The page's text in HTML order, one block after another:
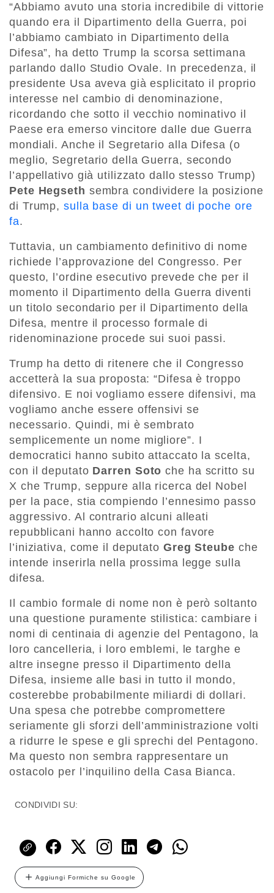
“Abbiamo avuto una storia incredibile di vittorie
quando era il Dipartimento della Guerra, poi
l’abbiamo cambiato in Dipartimento della
Difesa”, ha detto Trump la scorsa settimana
parlando dallo Studio Ovale. In precedenza, il
presidente Usa aveva già esplicitato il proprio
interesse nel cambio di denominazione,
ricordando che sotto il vecchio nominativo il
Paese era emerso vincitore dalle due Guerra
mondiali. Anche il Segretario alla Difesa (o
meglio, Segretario della Guerra, secondo
l’appellativo già utilizzato dallo stesso Trump)
Pete Hegseth sembra condividere la posizione
di Trump,sulla base di un tweet di poche ore
fa.
Tuttavia, un cambiamento definitivo di nome
richiede l’approvazione del Congresso. Per
questo, l’ordine esecutivo prevede che per il
momento il Dipartimento della Guerra diventi
un titolo secondario per il Dipartimento della
Difesa, mentre il processo formale di
ridenominazione procede sui suoi passi.
Trump ha detto di ritenere che il Congresso
accetterà la sua proposta: “Difesa è troppo
difensivo. E noi vogliamo essere difensivi, ma
vogliamo anche essere offensivi se
necessario. Quindi, mi è sembrato
semplicemente un nome migliore”. I
democratici hanno subito attaccato la scelta,
con il deputato Darren Soto che ha scritto su
X che Trump, seppure alla ricerca del Nobel
per la pace, stia compiendo l’ennesimo passo
aggressivo. Al contrario alcuni alleati
repubblicani hanno accolto con favore
l’iniziativa, come il deputato Greg Steube che
intende inserirla nella prossima legge sulla
difesa.
Il cambio formale di nome non è però soltanto
una questione puramente stilistica: cambiare i
nomi di centinaia di agenzie del Pentagono, la
loro cancelleria, i loro emblemi, le targhe e
altre insegne presso il Dipartimento della
Difesa, insieme alle basi in tutto il mondo,
costerebbe probabilmente miliardi di dollari.
Una spesa che potrebbe compromettere
seriamente gli sforzi dell’amministrazione volti
a ridurre le spese e gli sprechi del Pentagono.
Ma questo non sembra rappresentare un
ostacolo per l’inquilino della Casa Bianca.
CONDIVIDI SU:
Aggiungi Formiche su Google